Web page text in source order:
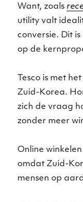
Want, zoals
utility valt
conversie. Dit
op de
Tesco is met
Zuid-Korea.
zich de vraag
zonder meer
Online
omdat Zuid-
mensen op